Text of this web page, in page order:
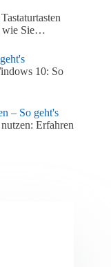
Tastaturtasten
wie Sie…
10: So
– So geht's
Erfahren